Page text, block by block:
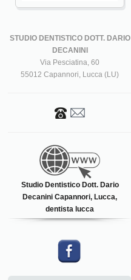
STUDIO DENTISTICO DOTT. DARIO
DECANINI
Via Pesciatina, 60
55012 Capannori, Lucca (LU)
Studio Dentistico Dott. Dario
Decanini Capannori, Lucca,
dentista lucca